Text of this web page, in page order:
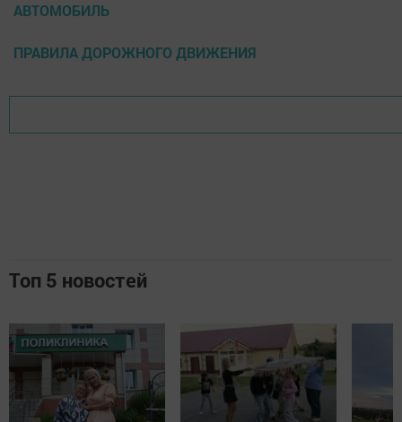
АВТОМОБИЛЬ
ПРАВИЛА ДОРОЖНОГО ДВИЖЕНИЯ
Топ 5 новостей